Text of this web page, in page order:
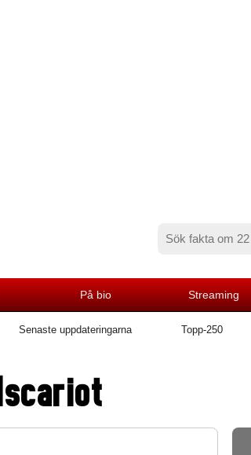
På bio Streaming
Senaste uppdateringarna Topp-250